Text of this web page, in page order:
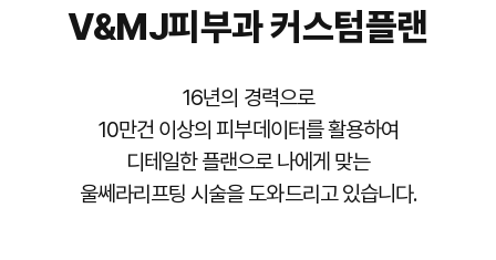
V&MJ피부과 커스텀플랜
16년의 경력으로
10만건 이상의 피부데이터를 활용하여
디테일한 플랜으로 나에게 맞는
울쎄라리프팅 시술을 도와드리고 있습니다.